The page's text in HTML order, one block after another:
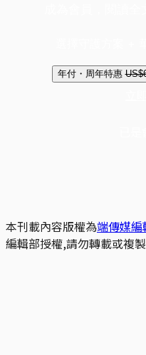
年付・周年特惠
本刊載內容版權為端傳媒編
編輯部授權,請勿轉載或複